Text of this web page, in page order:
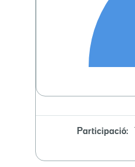
Participació: